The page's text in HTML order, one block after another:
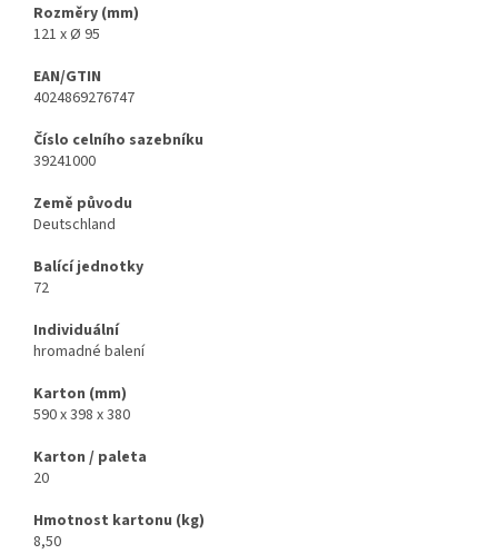
Rozměry (mm)
121 x Ø 95
EAN/GTIN
4024869276747
Číslo celního sazebníku
39241000
Země původu
Deutschland
Balící jednotky
72
Individuální
hromadné balení
Karton (mm)
590 x 398 x 380
Karton / paleta
20
Hmotnost kartonu (kg)
8,50